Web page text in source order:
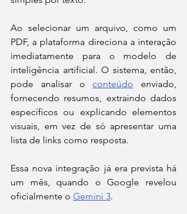
Ao selecionar um arquivo, como um
PDF, a plataforma direciona a interação
imediatamente para o modelo de
inteligência artificial. O sistema, então,
pode analisar o conteúdo enviado,
fornecendo resumos, extraindo dados
específicos ou explicando elementos
visuais, em vez de só apresentar uma
lista de links como resposta.
Essa nova integração já era prevista há
um mês, quando o Google revelou
oficialmente o Gemini 3.